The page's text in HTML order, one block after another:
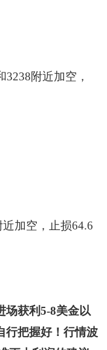
附近加空，
加空，止损64.6
场获利5-8美金以
把握好！ 行情波